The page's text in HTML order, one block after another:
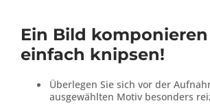
Ein Bild
einfach knipsen!
Überlegen Sie sich vor der
ausgewählten Motiv besonders